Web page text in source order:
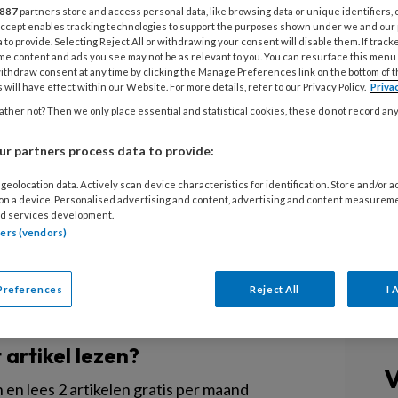
scholenstichting ABBO hebben zich aan
strategische partners in onderwijs en
is alle kinderen van 0 tot 13 jaar
in de toekomst. Nu willen ze naar één
lezen?
lees 2 artikelen gratis per maand
887 partners store and access personal data, like browsing data or unique identifiers,
enables tracking technologies to support the purposes shown under we and
to provide. Selecting Reject All or withdrawing your consent will disable them. If
content and ads you see may not be as relevant to you. You can resurface this
consent at any time by clicking the Manage Preferences link on the bottom of
will have effect within our Website. For more details, refer to our Privacy Policy.
not? Then we only place essential and statistical cookies, these do not record
partners process data to provide:
data. Actively scan device characteristics for identification. Store and/or
a device. Personalised advertising and content, advertising and content
services development.
(vendors)
Reject All I